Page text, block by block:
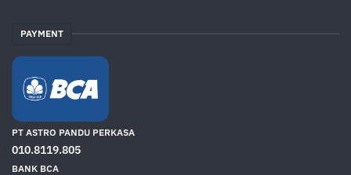
PAYMENT
PT ASTRO PANDU PERKASA
010.8119.805
BANK BCA